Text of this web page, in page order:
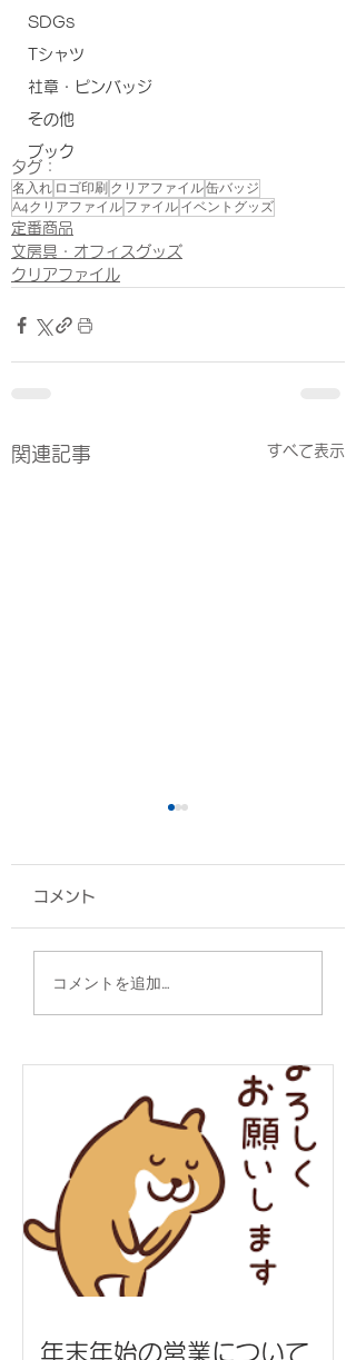
SDGs
Tシャツ
社章・ピンバッジ
その他
ブック
タグ：
名入れ ロゴ印刷 クリアファイル缶バッジ
A4クリアファイル ファイル イベントグッズ
定番商品
文房具・オフィスグッズ
クリアファイル
関連記事 すべて表示
クリアファイル/昭和薬
科大学附属高等学校・
中学校 様
コメント
コメントを追加…
年末年始の営業について